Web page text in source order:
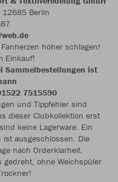
12685 Berlin
höher schlagen!
Einkauf!
Sammelbestellungen ist
7515590
und Tippfehler sind
dieser Clubkollektion erst
keine Lagerware. Ein
ausgeschlossen. Die
nach Orderklarheit.
gedreht, ohne Weichspüler